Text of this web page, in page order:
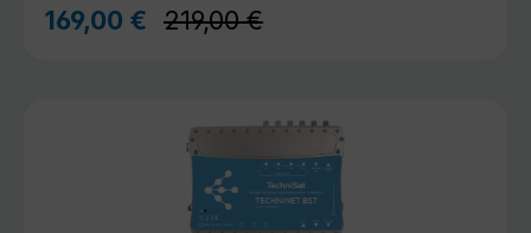
Verkaufspreis:
169,00 € Regulärer Preis:
219,00 €